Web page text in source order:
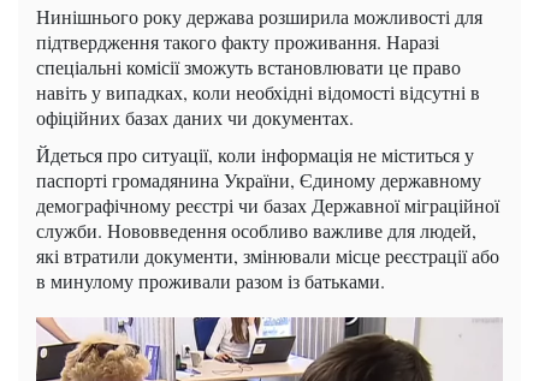
Нинішнього року держава розширила можливості для
підтвердження такого факту проживання. Наразі
спеціальні комісії зможуть встановлювати це право
навіть у випадках, коли необхідні відомості відсутні в
офіційних базах даних чи документах.
Йдеться про ситуації, коли інформація не міститься у
паспорті громадянина України, Єдиному державному
демографічному реєстрі чи базах Державної міграційної
служби. Нововведення особливо важливе для людей,
які втратили документи, змінювали місце реєстрації або
в минулому проживали разом із батьками.